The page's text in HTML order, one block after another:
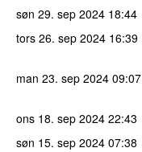
søn 29. sep 2024 18:44
tors 26. sep 2024 16:39
man 23. sep 2024 09:07
ons 18. sep 2024 22:43
søn 15. sep 2024 07:38